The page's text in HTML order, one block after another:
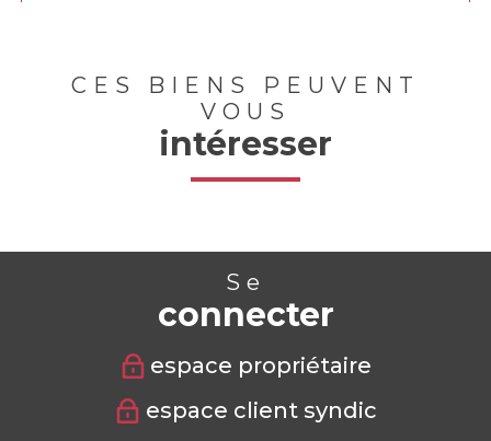
CES BIENS PEUVENT
VOUS
intéresser
Se
connecter
espace propriétaire
espace client syndic